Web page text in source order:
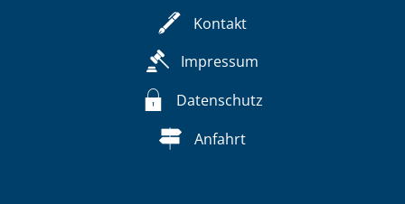
Kontakt
Impressum
Datenschutz
Anfahrt